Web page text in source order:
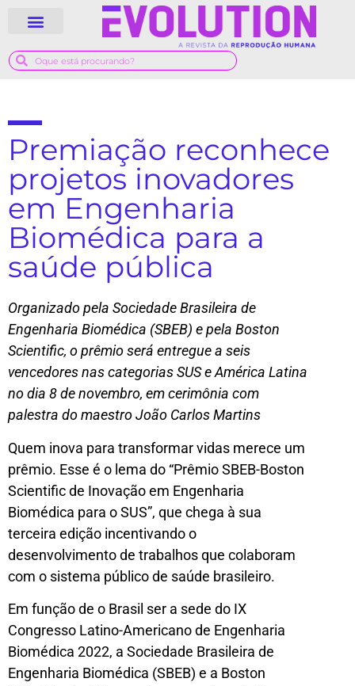
Premiação reconhece
projetos inovadores
em Engenharia
Biomédica para a
saúde pública
Organizado pela Sociedade Brasileira de
Engenharia Biomédica (SBEB) e pela Boston
Scientific, o prêmio será entregue a seis
vencedores nas categorias SUS e América Latina
no dia 8 de novembro, em cerimônia com
palestra do maestro João Carlos Martins
Quem inova para transformar vidas merece um
prêmio. Esse é o lema do “Prêmio SBEB-Boston
Scientific de Inovação em Engenharia
Biomédica para o SUS”, que chega à sua
terceira edição incentivando o
desenvolvimento de trabalhos que colaboram
com o sistema público de saúde brasileiro.
Em função de o Brasil ser a sede do IX
Congresso Latino-Americano de Engenharia
Biomédica 2022, a Sociedade Brasileira de
Engenharia Biomédica (SBEB) e a Boston